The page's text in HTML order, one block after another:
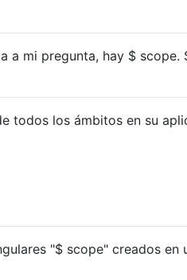
a mi pregunta, hay $ scope.
todos los ámbitos en su
"$ scope" creados en